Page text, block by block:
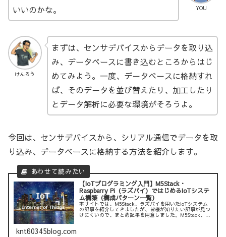
YOU
いいのかな。
けんろう
まずは、センサデバイスからデータを取り込
み、データベースに書き込むところからはじ
めてみよう。一度、データベースに格納すれ
ば、そのデータを並び替えたり、加工したり
とデータ解析に必要な環境がそろうよ。
今回は、センサデバイスから、シリアル通信でデータを取
り込み、データベースに格納する方法を紹介します。
【IoTプログラミング入門】M5Stack・
Raspberry Pi（ラズパイ）ではじめるIoTシステ
ム構築（構成パターン一覧）
本サイトでは、M5Stack、ラズパイを用いたIoTシステム
の記事を紹介してきましたが、皆様が知りたい記事が見つ
けにくいので、まとめ記事を用意しました。M5Stack、ラ
knt60345blog.com